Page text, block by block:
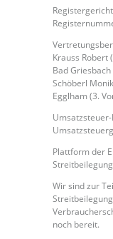
Krauss Robert
Bad Griesbach
Schöberl
Egglham (3.
Plattform der
Wir sind zur
noch bereit.